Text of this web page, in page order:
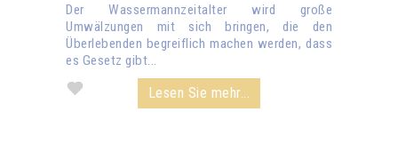
Der Wassermannzeitalter wird große
Umwälzungen mit sich bringen, die den
Überlebenden begreiflich machen werden, dass
es Gesetz gibt...
Lesen Sie mehr...